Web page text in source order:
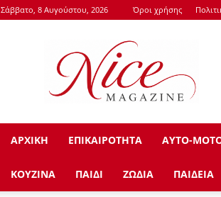
Σάββατο, 8 Αυγούστου, 2026 Όροι χρήσης
NiceMagazine.Gr
ΑΡΧΙΚΗ ΕΠΙΚΑΙΡΟΤΗΤΑ ΑΥΤΟ-
ΚΟΥΖΙΝΑ ΠΑΙΔΙ ΖΩΔΙΑ ΠΑΙΔΕΙΑ